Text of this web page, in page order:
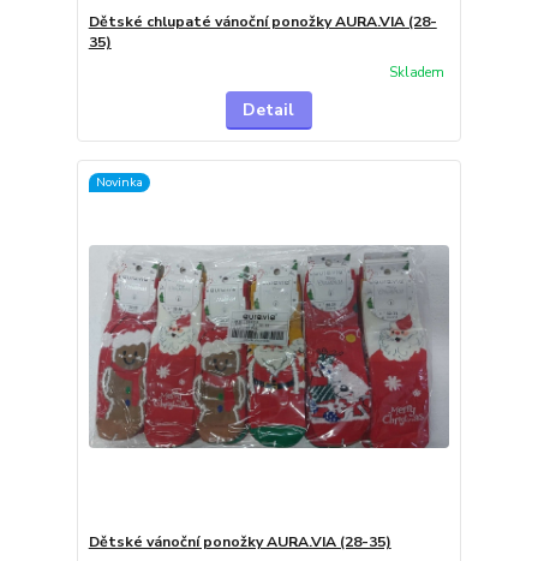
Dětské chlupaté vánoční ponožky AURA.VIA (28-
35)
Skladem
Detail
Novinka
Dětské vánoční ponožky AURA.VIA (28-35)